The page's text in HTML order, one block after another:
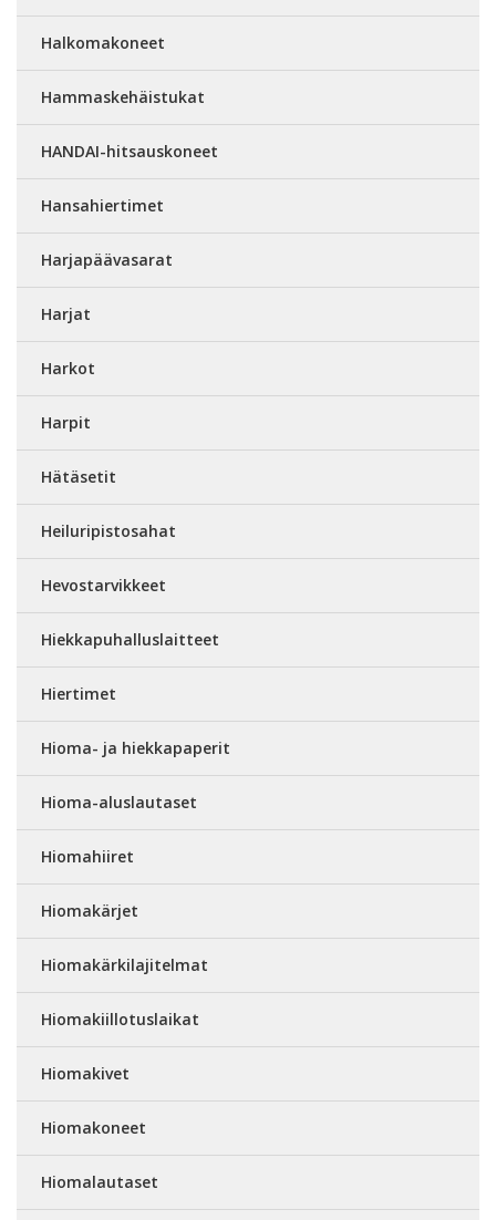
Halkomakoneet
Hammaskehäistukat
HANDAI-hitsauskoneet
Hansahiertimet
Harjapäävasarat
Harjat
Harkot
Harpit
Hätäsetit
Heiluripistosahat
Hevostarvikkeet
Hiekkapuhalluslaitteet
Hiertimet
Hioma- ja hiekkapaperit
Hioma-aluslautaset
Hiomahiiret
Hiomakärjet
Hiomakärkilajitelmat
Hiomakiillotuslaikat
Hiomakivet
Hiomakoneet
Hiomalautaset